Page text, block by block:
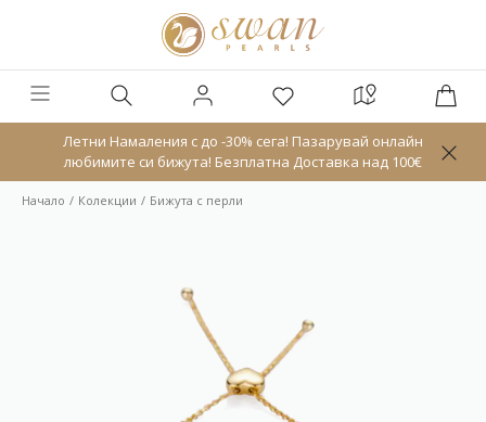
Летни Намаления с до -30% сега! Пазарувай онлайн
любимите си бижута! Безплатна Доставка над 100€
Начало Колекции Бижута с перли